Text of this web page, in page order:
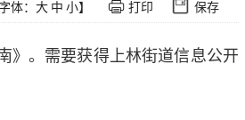
体： 大 中 小】 打印 保存
》。需要获得上林街道信息公开